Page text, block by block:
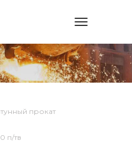
Toggle
прокат
п/тв